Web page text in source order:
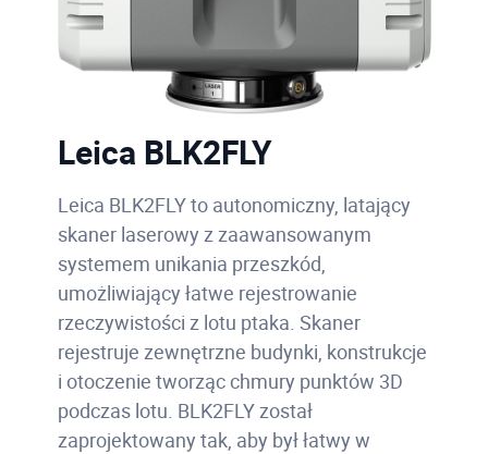
Leica BLK2FLY
Leica BLK2FLY to autonomiczny, latający
skaner laserowy z zaawansowanym
systemem unikania przeszkód,
umożliwiający łatwe rejestrowanie
rzeczywistości z lotu ptaka. Skaner
rejestruje zewnętrzne budynki, konstrukcje
i otoczenie tworząc chmury punktów 3D
podczas lotu. BLK2FLY został
zaprojektowany tak, aby był łatwy w